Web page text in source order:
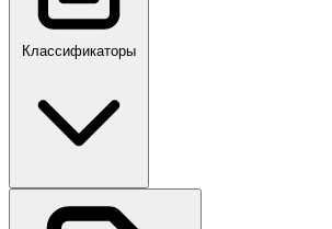
ПР,Р,ПМГ,РМГ
Классификаторы